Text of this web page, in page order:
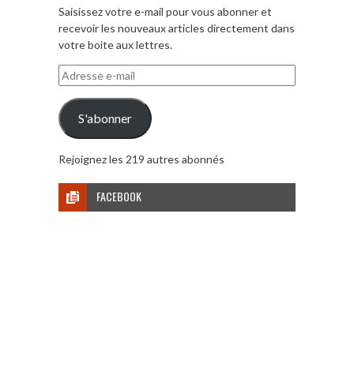
Saisissez votre e-mail pour vous abonner et
recevoir les nouveaux articles directement dans
votre boite aux lettres.
Adresse
e-
mail
S'abonner
Rejoignez les 219 autres abonnés
FACEBOOK